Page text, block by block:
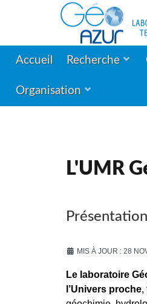
Accueil Recherche
Organisation
L'UMR
Présentation
MIS À JOUR : 28
Le laboratoire
l’Univers proche,